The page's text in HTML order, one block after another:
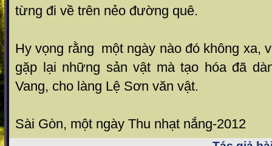
từng đi về trên nẻo đường quê.
Hy vọng rằng một ngày nào đó không xa,
gặp lại những sản vật mà tạo hóa đã
Vang, cho làng Lệ Sơn văn vật.
Sài Gòn, một ngày Thu nhạt nắng-2012